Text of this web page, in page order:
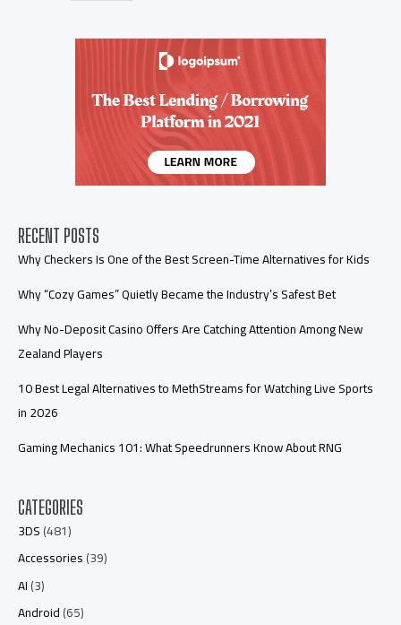
RECENT POSTS
Why Checkers Is One of the Best Screen-Time Alternatives for Kids
Why “Cozy Games” Quietly Became the Industry’s Safest Bet
Why No-Deposit Casino Offers Are Catching Attention Among New
Zealand Players
10 Best Legal Alternatives to MethStreams for Watching Live Sports
in 2026
Gaming Mechanics 101: What Speedrunners Know About RNG
CATEGORIES
3DS(481)
Accessories(39)
AI(3)
Android(65)